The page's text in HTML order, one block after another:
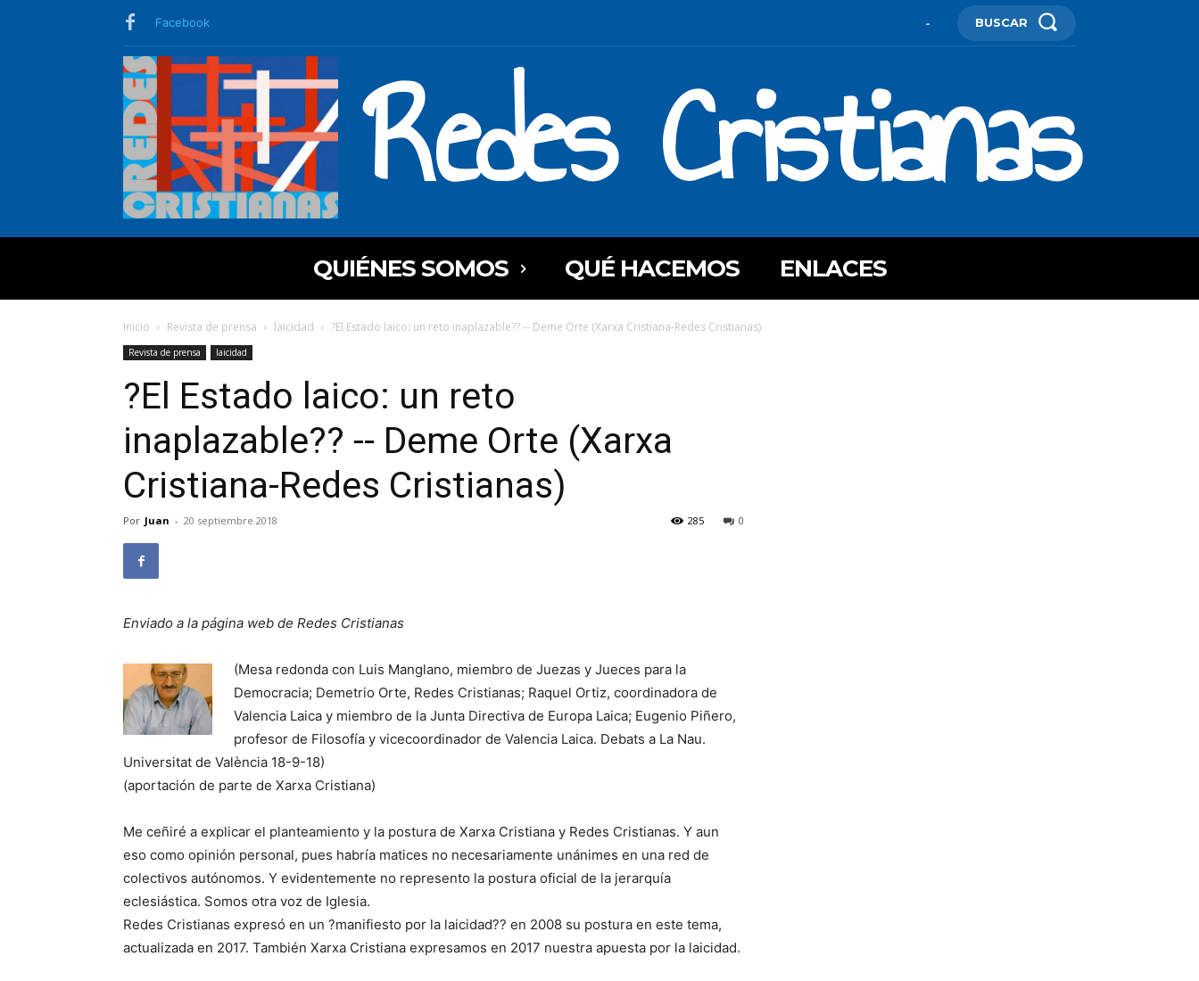
Facebook - BUSCAR
Redes Cristianas
QUIÉNES SOMOS QUÉ HACEMOS ENLACES
Inicio Revista de prensa laicidad ?El Estado laico: un reto inaplazable?? -- Deme Orte (Xarxa Cristiana-Redes Cristianas)
Revista de prensa laicidad
?El Estado laico: un reto
inaplazable?? -- Deme Orte (Xarxa
Cristiana-Redes Cristianas)
Por Juan - 20 septiembre 2018 0
285
Enviado a la página web de Redes Cristianas
(Mesa redonda con Luis Manglano, miembro de Juezas y Jueces para la
Democracia; Demetrio Orte, Redes Cristianas; Raquel Ortiz, coordinadora de
Valencia Laica y miembro de la Junta Directiva de Europa Laica; Eugenio Piñero,
profesor de Filosofía y vicecoordinador de Valencia Laica. Debats a La Nau.
Universitat de València 18-9-18)
(aportación de parte de Xarxa Cristiana)
Me ceñiré a explicar el planteamiento y la postura de Xarxa Cristiana y Redes Cristianas. Y aun
eso como opinión personal, pues habría matices no necesariamente unánimes en una red de
colectivos autónomos. Y evidentemente no represento la postura oficial de la jerarquía
eclesiástica. Somos otra voz de Iglesia.
Redes Cristianas expresó en un ?manifiesto por la laicidad?? en 2008 su postura en este tema,
actualizada en 2017. También Xarxa Cristiana expresamos en 2017 nuestra apuesta por la laicidad.